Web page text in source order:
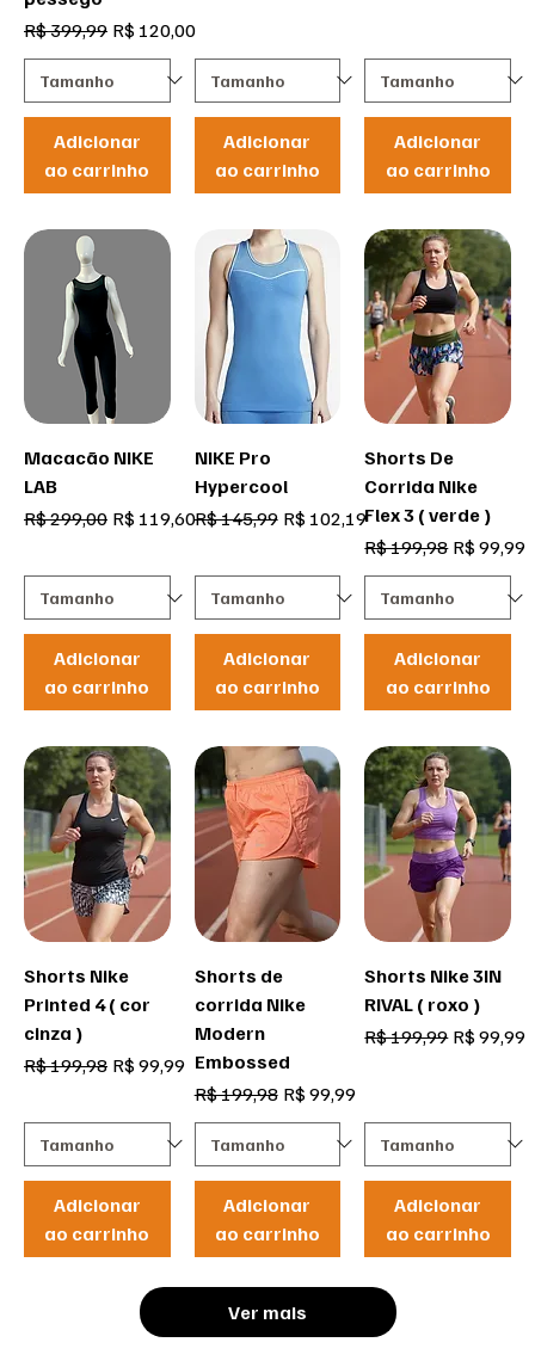
Preço normal
R$ 399,99 Preço promocional
R$ 120,00
Adicionar
ao carrinho
Adicionar
ao carrinho
Adicionar
ao carrinho
Macacão NIKE
LAB
Preço normal
R$ 299,00 Preço promocional
R$ 119,60
Adicionar
ao carrinho
NIKE Pro
Hypercool
Preço normal
R$ 145,99 Preço promocional
R$ 102,19
Adicionar
ao carrinho
Shorts De
Corrida Nike
Flex 3 ( verde )
Preço normal
R$ 199,98 Preço
R$ 99,99
Adicionar
ao carrinho
Shorts Nike
Printed 4 ( cor
cinza )
Preço normal
R$ 199,98 Preço promocional
R$ 99,99
Adicionar
ao carrinho
Shorts de
corrida Nike
Modern
Embossed
Preço normal
R$ 199,98 Preço promocional
R$ 99,99
Adicionar
ao carrinho
Shorts Nike 3IN
RIVAL ( roxo )
Preço normal
R$ 199,99 Preço
R$ 99,99
Adicionar
ao carrinho
Ver mais